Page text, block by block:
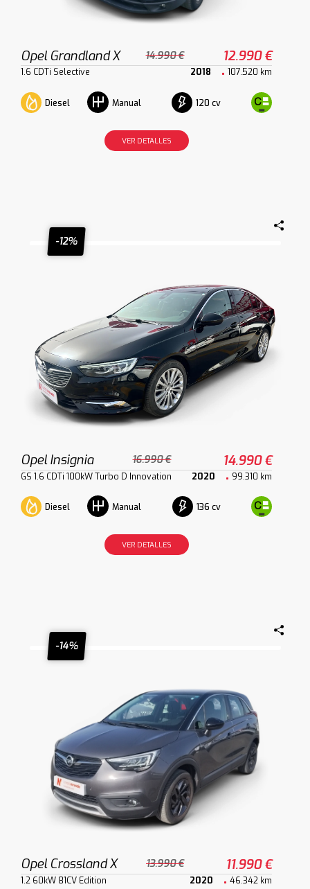
Opel Grandland X 14.990 € 12.990 €
1.6 CDTi Selective 2018 107.520 km
Diesel Manual 120 cv
VER DETALLES
-12%
Opel Insignia 16.990 € 14.990 €
GS 1.6 CDTi 100kW Turbo D Innovation 2020 99.310 km
Diesel Manual 136 cv
VER DETALLES
-14%
Opel Crossland X 13.990 € 11.990 €
1.2 60kW 81CV Edition 2020 46.342 km